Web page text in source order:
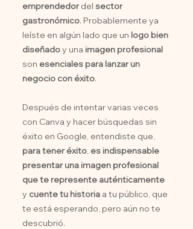
emprendedordel sector
gastronómico. Probablemente ya
leíste en algún lado que un logo bien
diseñadoy una imagen profesional
son esenciales para lanzar un
negocio con éxito.
Después de intentar varias veces
con Canva y hacer búsquedas sin
éxito en Google, entendiste que,
para tener éxito, es indispensable
presentar una imagen profesional
que te represente auténticamente
y cuente tu historia a tu público, que
te está esperando, pero aún no te
descubrió.